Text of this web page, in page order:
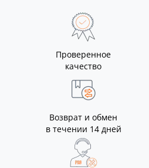
Проверенное
качество
Возврат и обмен
в течении 14 дней